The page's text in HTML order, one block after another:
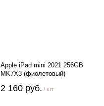
Apple iPad mini 2021 256GB
MK7X3 (фиолетовый)
2 160 руб. / шт